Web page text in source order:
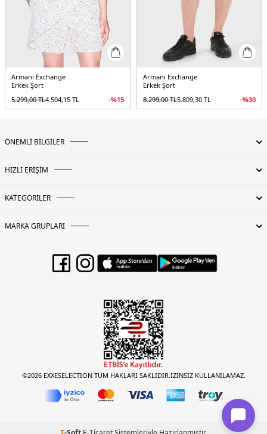
Armani Exchange
Erkek Şort
5.299,00TL4.504,15 TL -%15
Armani Exchange
Erkek Şort
8.299,00TL5.809,30 TL -%30
ÖNEMLİ BİLGİLER
HIZLI ERİŞİM
KATEGORİLER
MARKA GRUPLARI
©2026 EXXESELECTION TÜM HAKLARI SAKLIDIR.İZİNSİZ KULLANILAMAZ.